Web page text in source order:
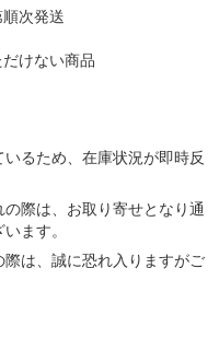
次発送
けない商品
るため、在庫状況が即時反
際は、お取り寄せとなり通
ます。
は、誠に恐れ入りますがご